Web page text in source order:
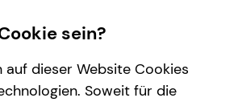
sein?
auf dieser Website Cookies
Soweit für die